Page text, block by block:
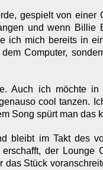
gespielt von einer
und wenn Billie
ich mich bereits in
Computer,
Auch ich möchte in
cool tanzen.
Song spürt man das
bleibt im Takt des
der Lounge
Stück